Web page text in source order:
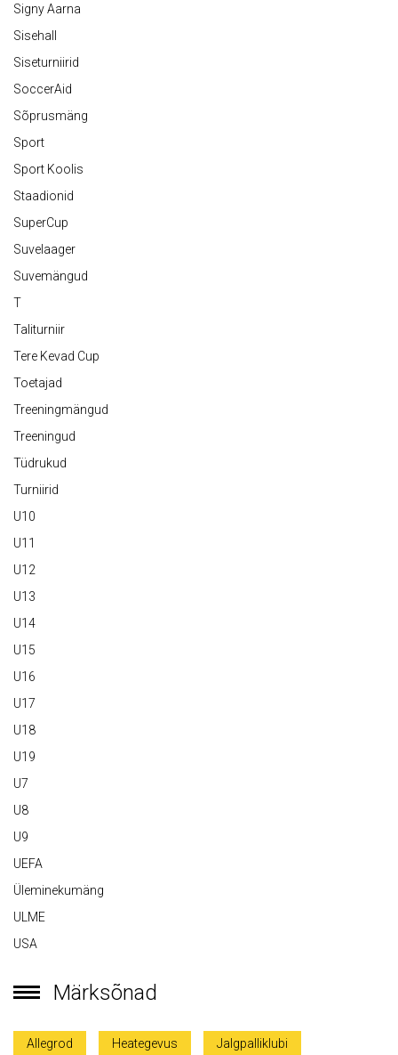
Signy Aarna
Sisehall
Siseturniirid
SoccerAid
Sõprusmäng
Sport
Sport Koolis
Staadionid
SuperCup
Suvelaager
Suvemängud
T
Taliturniir
Tere Kevad Cup
Toetajad
Treeningmängud
Treeningud
Tüdrukud
Turniirid
U10
U11
U12
U13
U14
U15
U16
U17
U18
U19
U7
U8
U9
UEFA
Üleminekumäng
ULME
USA
Märksõnad
Allegrod Heategevus Jalgpalliklubi